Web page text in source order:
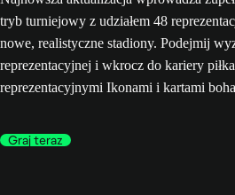
tryb turniejowy z udziałem 48
nowe, realistyczne stadiony. Podejmij
reprezentacyjnej i wkrocz do kariery
reprezentacyjnymi Ikonami i kartami
Graj teraz